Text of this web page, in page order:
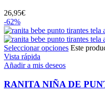
26,95€
-62%
Seleccionar opciones Este
Vista rápida
Añadir a mis deseos
RANITA NIÑA DE